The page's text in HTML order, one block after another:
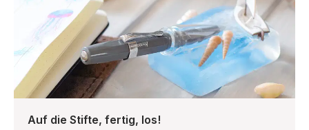
Auf die Stifte, fertig, los!